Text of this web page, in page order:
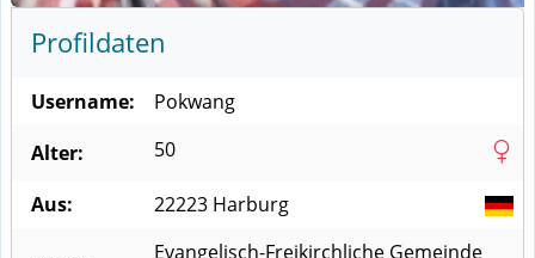
Profildaten
Username:
Pokwang
Alter:
50
Aus: 22223 Harburg
Evangelisch-Freikirchliche Gemeinde